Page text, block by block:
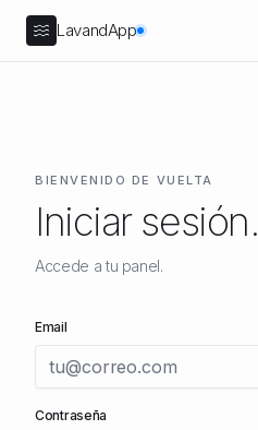
LavandApp
BIENVENIDO DE VUELTA
Iniciar sesión.
Accede a tu panel.
Email
Contraseña